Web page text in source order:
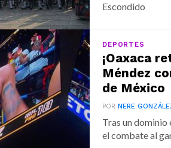
Escondido
DEPORTES
¡Oaxaca
Méndez
de México
PORNERE
Tras un
el combate al